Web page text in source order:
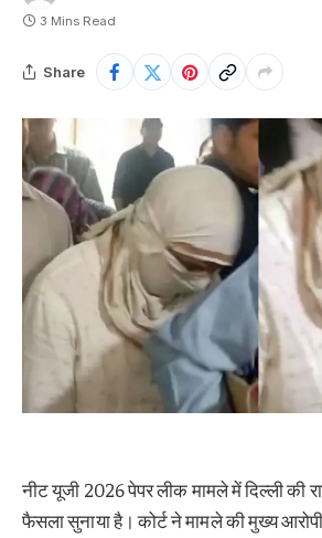
3 Mins Read
Share
नीट यूजी 2026 पेपर लीक मामले में दिल्ली की
फैसला सुनाया है। कोर्ट ने मामले की मुख्य